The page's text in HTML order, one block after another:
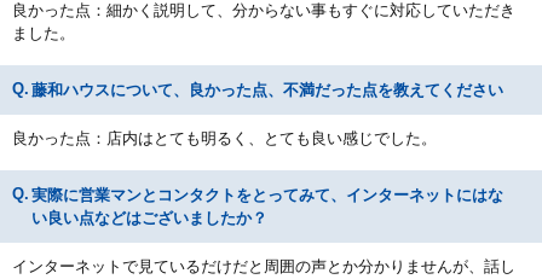
良かった点：細かく説明して、分からない事もすぐに対応していただき
ました。
藤和ハウスについて、良かった点、不満だった点を教えてください
良かった点：店内はとても明るく、とても良い感じでした。
実際に営業マンとコンタクトをとってみて、インターネットにはな
い良い点などはございましたか？
インターネットで見ているだけだと周囲の声とか分かりませんが、話し